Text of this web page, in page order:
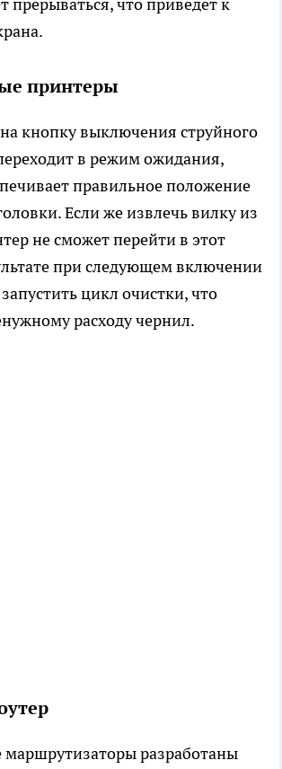
прерываться, что приведёт к
принтеры
кнопку выключения струйного
в режим ожидания,
правильное положение
Если же извлечь вилку из
не сможет перейти в этот
при следующем включении
цикл очистки, что
расходу чернил.
разработаны